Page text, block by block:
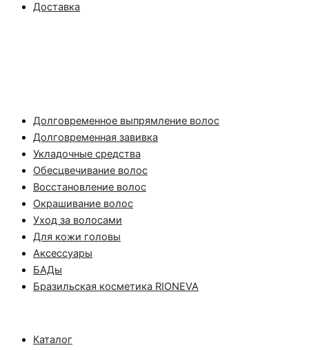
Доставка
Долговременное выпрямление волос
Долговременная завивка
Укладочные средства
Обесцвечивание волос
Восстановление волос
Окрашивание волос
Уход за волосами
Для кожи головы
Аксессуары
БАДы
Бразильская косметика RIONEVA
Каталог